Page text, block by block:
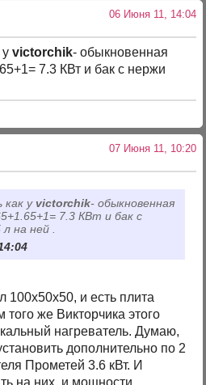
06 Июня 11, 14:04
уvictorchik- обыкновенная
7.3 КВт и бак с нержи
07 Июня 11, 10:20
как уvictorchik- обыкновенная
7.3 КВт и бак с
на ней .
100х50х50, и есть плита
же Викторчика этого
нагреватель. Думаю,
дополнительно по 2
Прометей 3.6 кВт. И
на них, и мощности